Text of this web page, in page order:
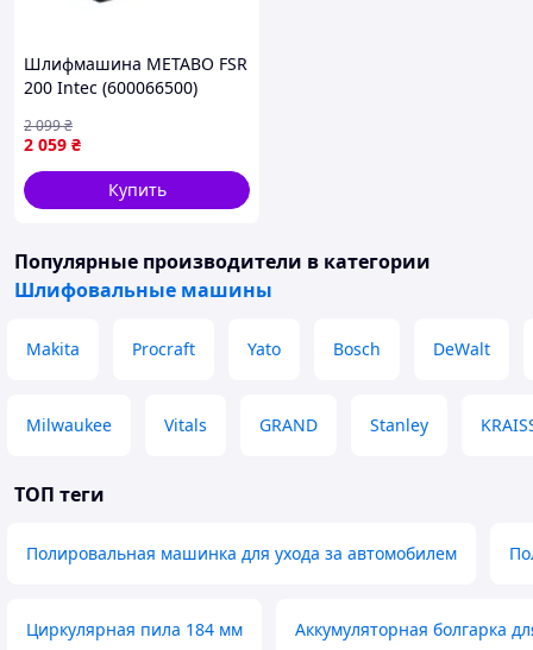
Шлифмашина METABO FSR
200 Intec (600066500)
2 059 ₴
2 099₴
Купить
Популярные производители в категории
Шлифовальные машины
Makita Procraft Yato Bosch DeWalt
Milwaukee Vitals GRAND Stanley
ТОП теги
Полировальная машинка для ухода за автомобилем
Циркулярная пила 184 мм Аккумуляторная болгарка